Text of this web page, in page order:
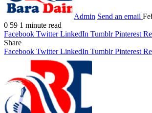
Admin Send an email
0 59 1 minute read
Facebook Twitter LinkedIn Tumblr Pinterest
Share
Facebook Twitter LinkedIn Tumblr Pinterest